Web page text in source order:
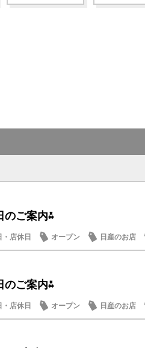
のご案内⁂
・店休日 オープン 日産のお店
のご案内⁂
・店休日 オープン 日産のお店